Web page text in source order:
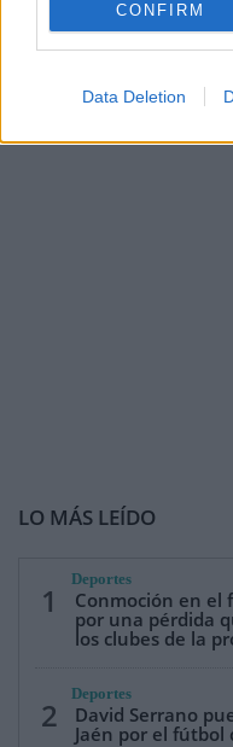
CONFIRM
Data Deletion
LO MÁS LEÍDO
1
Deportes
Conmoción en el
por una pérdida
los clubes de la
2
Deportes
David Serrano
Jaén por el fútbol